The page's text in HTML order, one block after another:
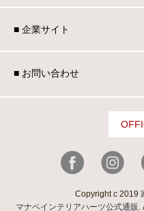
■ 企業サイト
■ お問い合わせ
Copyright c 2019
マナベインテリアハーツ公式通販